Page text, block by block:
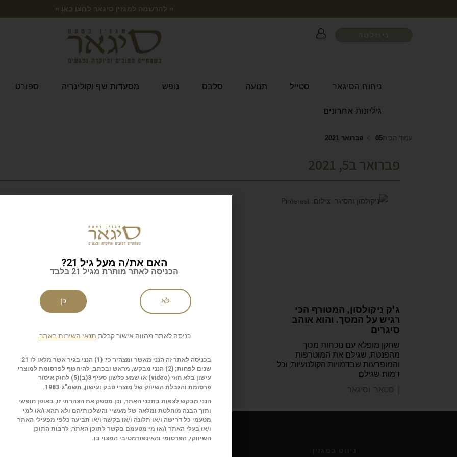
« להרשמה למגזין סיגאר לחצו כאן »
ניחוח הסיגאר סטייל תנועה סלבס נופש מסעדות שף וקולינריה ספורט
גיליונות אחרונים
עמוד הבית05 פברואר 2021
פברואר ב5, 2021
ג'ק ניקולסון, המטורף הכי
רגיש על המסך. והוא אוהב
סיגרים
שחקן מופלא עם נוכחות מסך
מהפנטת, שגילם את המוטרפות
והמופרעות שבדמויות הקולנועיות, וכל
דמות שגילם
| סטאר וסיגאר
האם את/ה מעל גיל 21?
הכניסה לאתר מותרת מגיל 21 בלבד
לא כן
כניסה לאתר מהווה אישור קבלת תנאי השירות באתר.
בכניסה לאתר זה הנני מאשר ומצהיר כי: (1) הנני בגיר אשר מלאו לו 21
שנים לפחות; (2) הנני מבקש, מראש ובכתב, להיחשף לפרסומת למוצרי
עישון בלא חוזי (video
) או שמע כלשון סעיף 3(ב)(5) לחוק איסור
פרסומת והגבלת השיווק של מוצרי טבק ועישון, תשמ"ג-1983.
הנני מבקש לצפות בתכני האתר, וכן מספק את הצהרתי זו, באופן חופשי
ותוך הבנה מוחלטת ומלאה של מעשיי והשלכותיהם ולא תהא ו/או למי
מטעמי כל דרישה ו/או תלונה ו/או בקשה ו/או תביעה כלפי מפעילי האתר
ו/או בעלי האתר ו/או מי מטעמם בקשר לתוכן האתר, לרבות התוכן
השיווקי, הפרסומי והאינפורמטיבי המצוי בו.